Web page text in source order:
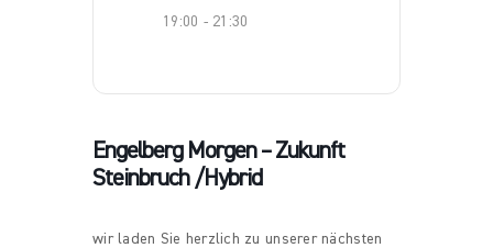
19:00 - 21:30
Engelberg Morgen – Zukunft
Steinbruch /Hybrid
wir laden Sie herzlich zu unserer nächsten